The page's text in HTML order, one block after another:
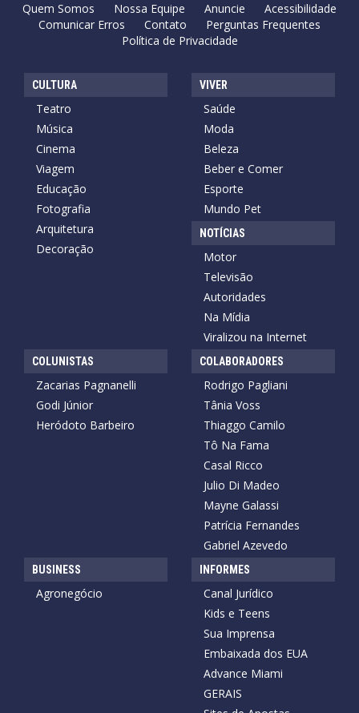
Quem Somos Nossa Equipe Anuncie
Acessibilidade
Comunicar Erros
Contato
Perguntas Frequentes
Política de Privacidade
CULTURA
Teatro
Música
Cinema
Viagem
Educação
Fotografia
Arquitetura
Decoração
VIVER
Saúde
Moda
Beleza
Beber e Comer
Esporte
Mundo Pet
NOTÍCIAS
Motor
Televisão
Autoridades
Na Mídia
Viralizou na Internet
COLUNISTAS
Zacarias Pagnanelli
Godi Júnior
Heródoto Barbeiro
COLABORADORES
Rodrigo Pagliani
Tânia Voss
Thiaggo Camilo
Tô Na Fama
Casal Ricco
Julio Di Madeo
Mayne Galassi
Patrícia Fernandes
Gabriel Azevedo
BUSINESS
Agronegócio
INFORMES
Canal Jurídico
Kids e Teens
Sua Imprensa
Embaixada dos EUA
Advance Miami
GERAIS